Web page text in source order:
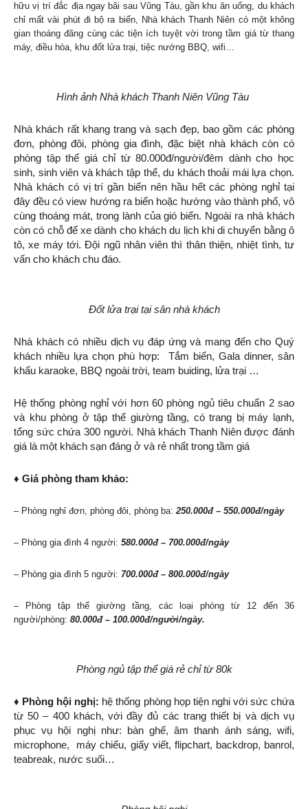
hữu vị trí đắc địa ngay bãi sau Vũng Tàu, gần khu ăn uống, du khách
chỉ mất vài phút đi bộ ra biển, Nhà khách Thanh Niên có một không
gian thoáng đãng cùng các tiện ích tuyệt vời trong tầm giá từ thang
máy, điều hòa, khu đốt lửa trại, tiệc nướng BBQ, wifi…
Hình ảnh Nhà khách Thanh Niên Vũng Tàu
Nhà khách rất khang trang và sạch đẹp, bao gồm các phòng
đơn, phòng đôi, phòng gia đình, đặc biệt nhà khách còn có
phòng tập thể giá chỉ từ 80.000đ/người/đêm dành cho học
sinh, sinh viên và khách tập thể, du khách thoải mái lựa chọn.
Nhà khách có vị trí gần biển nên hầu hết các phòng nghỉ tại
đây đều có view hướng ra biển hoặc hướng vào thành phố, vô
cùng thoáng mát, trong lành của gió biển. Ngoài ra nhà khách
còn có chỗ để xe dành cho khách du lịch khi di chuyển bằng ô
tô, xe máy tới. Đội ngũ nhân viên thì thân thiện, nhiệt tình, tư
vấn cho khách chu đáo.
Đốt lửa trại tại sân nhà khách
Nhà khách có nhiều dịch vụ đáp ứng và mang đến cho Quý
khách nhiều lựa chọn phù hợp: Tắm biển, Gala dinner, sân
khấu karaoke, BBQ ngoài trời, team buiding, lửa trại …
Hệ thống phòng nghỉ với hơn 60 phòng ngủ tiêu chuẩn 2 sao
và khu phòng ở tập thể giường tầng, có trang bị máy lạnh,
tổng sức chứa 300 người. Nhà khách Thanh Niên được đánh
giá là một khách sạn đáng ở và rẻ nhất trong tầm giá
♦ Giá phòng tham khảo:
– Phòng nghỉ đơn, phòng đôi, phòng ba:250.000đ – 550.000đ/ngày
– Phòng gia đình 4 người: 580.000đ – 700.000đ/ngày
– Phòng gia đình 5 người: 700.000đ – 800.000đ/ngày
– Phòng tập thể giường tầng, các loại phòng từ 12 đến 36
người/phòng: 80.000đ – 100.000đ/người/ngày.
Phòng ngủ tập thể giá rẻ chỉ từ 80k
♦ Phòng hội nghị: hệ thống phòng họp tiện nghi với sức chứa
từ 50 – 400 khách, với đầy đủ các trang thiết bị và dịch vụ
phục vụ hội nghị như: bàn ghế, âm thanh ánh sáng, wifi,
microphone, máy chiếu, giấy viết, flipchart, backdrop, banrol,
teabreak, nước suối…